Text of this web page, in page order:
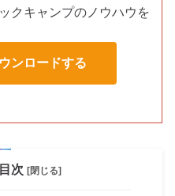
クキャンプのノウハウを
ンロードする
次 [閉じる]